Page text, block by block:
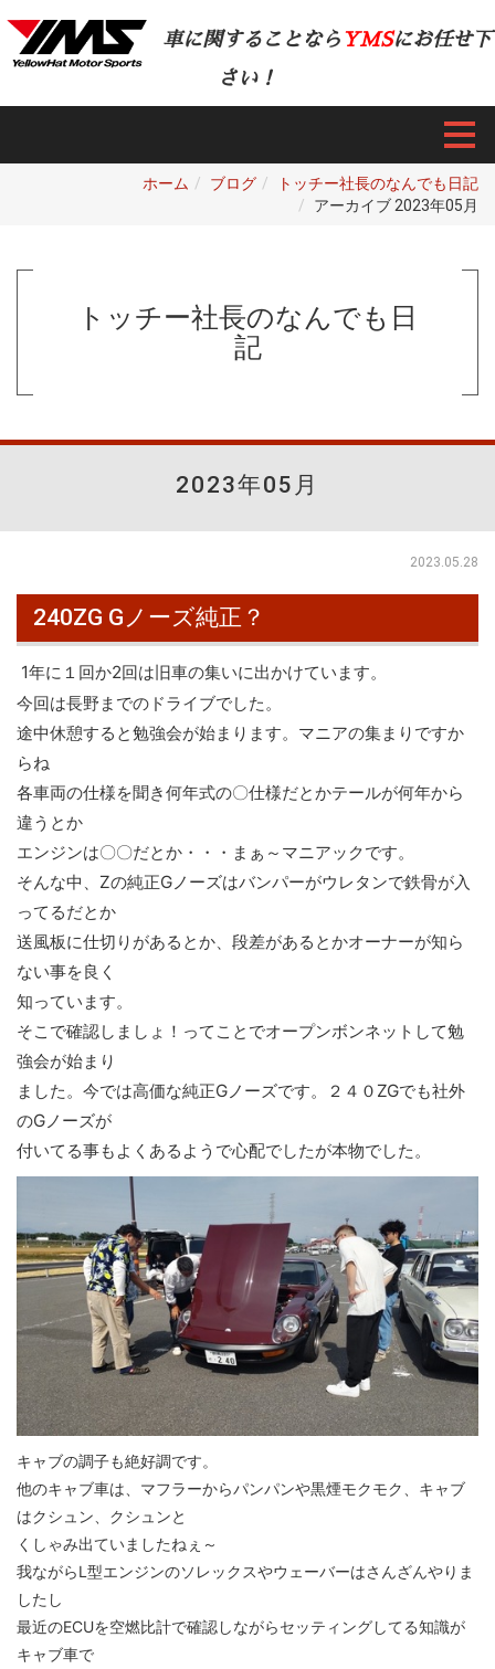
車に関することなら YMSにお任せ下
さい！
ホーム ブログ
トッチー社長のなんでも日記
アーカイブ 2023年05月
トッチー社長のなんでも日
記
2023年05月
2023.05.28
240ZG Gノーズ純正？
1年に１回か2回は旧車の集いに出かけています。
今回は長野までのドライブでした。
途中休憩すると勉強会が始まります。マニアの集まりですか
らね
各車両の仕様を聞き何年式の〇仕様だとかテールが何年から
違うとか
エンジンは〇〇だとか・・・まぁ～マニアックです。
そんな中、Zの純正Gノーズはバンパーがウレタンで鉄骨が入
ってるだとか
送風板に仕切りがあるとか、段差があるとかオーナーが知ら
ない事を良く
知っています。
そこで確認しましょ！ってことでオープンボンネットして勉
強会が始まり
ました。今では高価な純正Gノーズです。２４０ZGでも社外
のGノーズが
付いてる事もよくあるようで心配でしたが本物でした。
キャブの調子も絶好調です。
他のキャブ車は、マフラーからパンパンや黒煙モクモク、キャブ
はクシュン、クシュンと
くしゃみ出ていましたねぇ～
我ながらL型エンジンのソレックスやウェーバーはさんざんやりま
したし
最近のECUを空燃比計で確認しながらセッティングしてる知識が
キャブ車で